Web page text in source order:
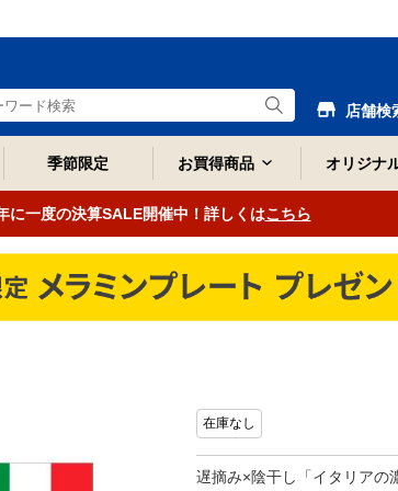
店舗検
季節限定 お買得商品 オリジナ
に一度の決算SALE開催中！詳しくはこちら
在庫なし
遅摘み×陰干し「イタリアの